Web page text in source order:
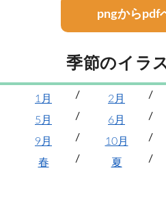
pngからpdf
季節のイラ
1月 2月
5月
6月
9月
10月
春
夏